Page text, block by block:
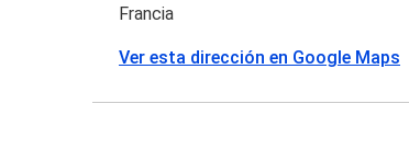
Francia
Ver esta dirección en Google Maps